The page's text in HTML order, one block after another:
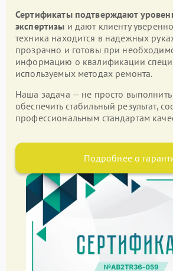
Сертификаты подтверждают
экспертизы и дают клиенту
техника находится в надежных
прозрачно и готовы при
информацию о квалификации
используемых методах ремонта.
Наша задача — не просто выполнить
обеспечить стабильный результат,
профессиональным стандартам
Подробнее о